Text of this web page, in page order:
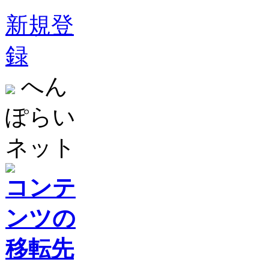
新規登
録
へん
ぽらい
ネット
コンテ
ンツの
移転先